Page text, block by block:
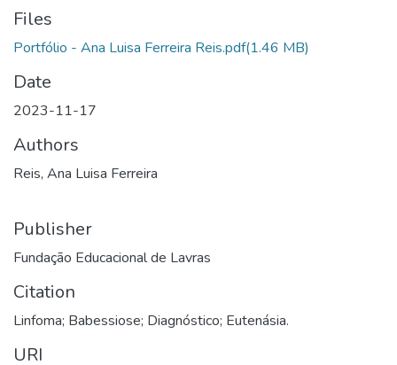
Files
Portfólio - Ana Luisa Ferreira Reis.pdf(1.46 MB)
Date
2023-11-17
Authors
Reis, Ana Luisa Ferreira
Publisher
Fundação Educacional de Lavras
Citation
Linfoma; Babessiose; Diagnóstico; Eutenásia.
URI